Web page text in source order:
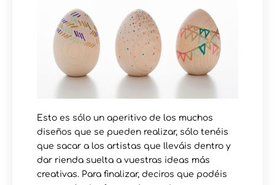
Esto es sólo un aperitivo de los muchos
diseños que se pueden realizar, sólo tenéis
que sacar a los artistas que lleváis dentro y
dar rienda suelta a vuestras ideas más
creativas. Para finalizar, deciros que podéis